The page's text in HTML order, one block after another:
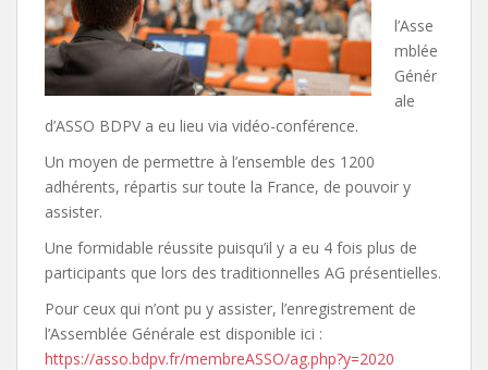
l’Asse
mblée
Génér
ale
d’ASSO BDPV a eu lieu via vidéo-conférence.
Un moyen de permettre à l’ensemble des 1200
adhérents, répartis sur toute la France, de pouvoir y
assister.
Une formidable réussite puisqu’il y a eu 4 fois plus de
participants que lors des traditionnelles AG présentielles.
Pour ceux qui n’ont pu y assister, l’enregistrement de
l’Assemblée Générale est disponible ici :
https://asso.bdpv.fr/membreASSO/ag.php?y=2020